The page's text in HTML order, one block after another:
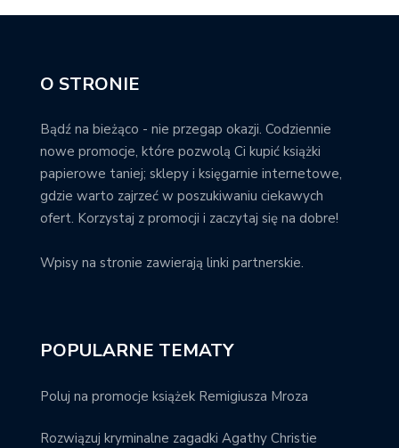
O STRONIE
Bądź na bieżąco - nie przegap okazji. Codziennie
nowe promocje, które pozwolą Ci kupić książki
papierowe taniej; sklepy i księgarnie internetowe,
gdzie warto zajrzeć w poszukiwaniu ciekawych
ofert. Korzystaj z promocji i zaczytaj się na dobre!
Wpisy na stronie zawierają linki partnerskie.
POPULARNE TEMATY
Poluj na promocje książek Remigiusza Mroza
Rozwiązuj kryminalne zagadki Agathy Christie